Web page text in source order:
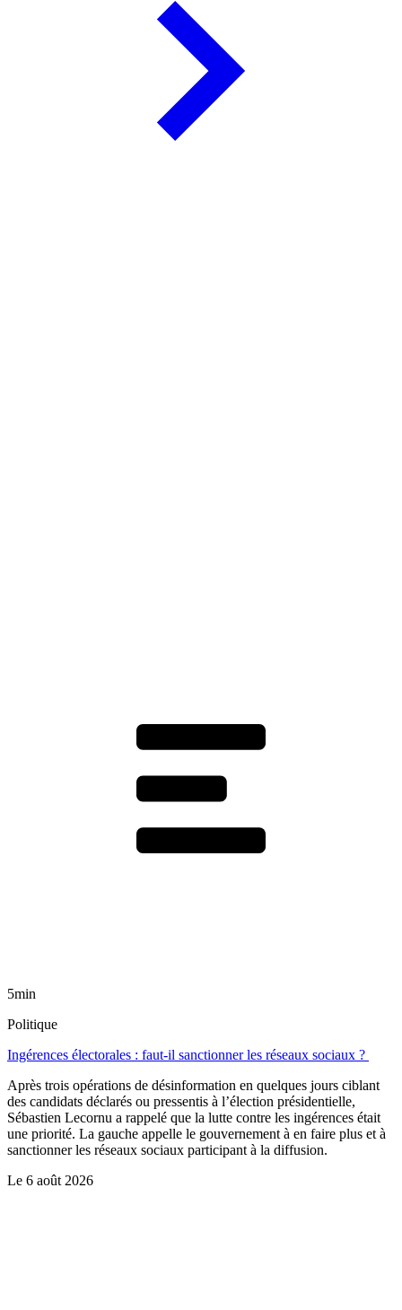
5min
Politique
Ingérences électorales : faut-il sanctionner les réseaux sociaux ?
Après trois opérations de désinformation en quelques jours ciblant
des candidats déclarés ou pressentis à l’élection présidentielle,
Sébastien Lecornu a rappelé que la lutte contre les ingérences était
une priorité. La gauche appelle le gouvernement à en faire plus et à
sanctionner les réseaux sociaux participant à la diffusion.
Le 6 août 2026